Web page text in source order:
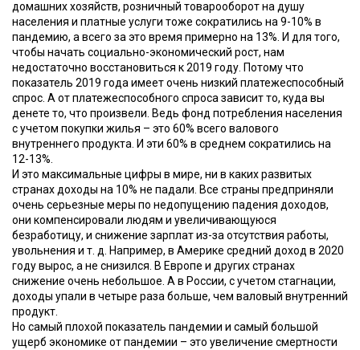
домашних хозяйств, розничный товарооборот на душу
населения и платные услуги тоже сократились на 9-10% в
пандемию, а всего за это время примерно на 13%. И для того,
чтобы начать социально-экономический рост, нам
недостаточно восстановиться к 2019 году. Потому что
показатель 2019 года имеет очень низкий платежеспособный
спрос. А от платежеспособного спроса зависит то, куда вы
денете то, что произвели. Ведь фонд потребления населения
с учетом покупки жилья – это 60% всего валового
внутреннего продукта. И эти 60% в среднем сократились на
12-13%.
И это максимальные цифры в мире, ни в каких развитых
странах доходы на 10% не падали. Все страны предприняли
очень серьезные меры по недопущению падения доходов,
они компенсировали людям и увеличивающуюся
безработицу, и снижение зарплат из-за отсутствия работы,
увольнения и т. д. Например, в Америке средний доход в 2020
году вырос, а не снизился. В Европе и других странах
снижение очень небольшое. А в России, с учетом стагнации,
доходы упали в четыре раза больше, чем валовый внутренний
продукт.
Но самый плохой показатель пандемии и самый большой
ущерб экономике от пандемии – это увеличение смертности